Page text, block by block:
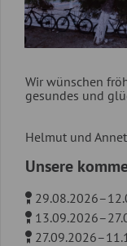
Wir wünschen
gesundes und
Helmut und
Unsere